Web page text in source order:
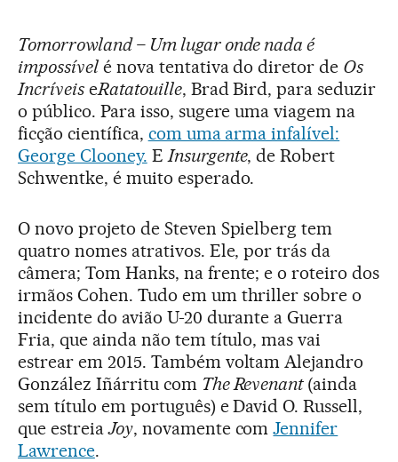
Tomorrowland – Um lugar onde nada é
impossívelé nova tentativa do diretor de Os
IncríveiseRatatouille, Brad Bird, para seduzir
o público. Para isso, sugere uma viagem na
ficção científica, com uma arma infalível:
George Clooney. E Insurgente, de Robert
Schwentke, é muito esperado.
O novo projeto de Steven Spielberg tem
quatro nomes atrativos. Ele, por trás da
câmera; Tom Hanks, na frente; e o roteiro dos
irmãos Cohen. Tudo em um thriller sobre o
incidente do avião U-20 durante a Guerra
Fria, que ainda não tem título, mas vai
estrear em 2015. Também voltam Alejandro
González Iñárritu com The Revenant(ainda
sem título em português) e David O. Russell,
que estreiaJoy, novamente comJennifer
Lawrence.